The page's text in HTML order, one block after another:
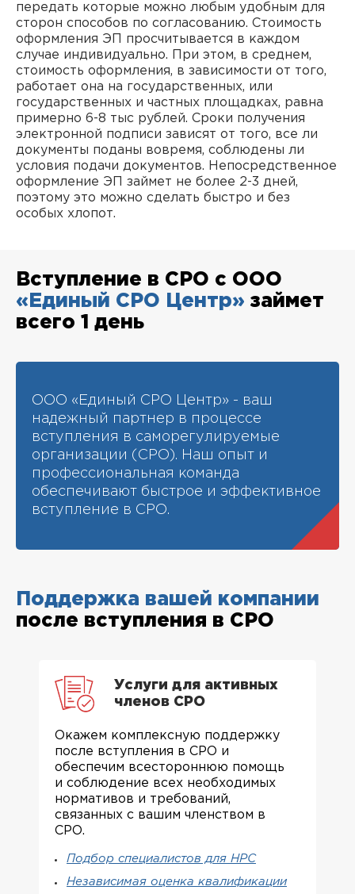
передать которые можно любым удобным для
сторон способов по согласованию. Стоимость
оформления ЭП просчитывается в каждом
случае индивидуально. При этом, в среднем,
стоимость оформления, в зависимости от того,
работает она на государственных, или
государственных и частных площадках, равна
примерно 6-8 тыс рублей. Сроки получения
электронной подписи зависят от того, все ли
документы поданы вовремя, соблюдены ли
условия подачи документов. Непосредственное
оформление ЭП займет не более 2-3 дней,
поэтому это можно сделать быстро и без
особых хлопот.
Вступление в СРО с ООО
«Единый СРО Центр» займет
всего 1 день
ООО «Единый СРО Центр» - ваш
надежный партнер в процессе
вступления в саморегулируемые
организации (СРО). Наш опыт и
профессиональная команда
обеспечивают быстрое и эффективное
вступление в СРО.
Поддержка вашей компании
после вступления в СРО
Услуги для активных
членов СРО
Окажем комплексную поддержку
после вступления в СРО и
обеспечим всестороннюю помощь
и соблюдение всех необходимых
нормативов и требований,
связанных с вашим членством в
СРО.
Подбор специалистов для НРС
Независимая оценка квалификации